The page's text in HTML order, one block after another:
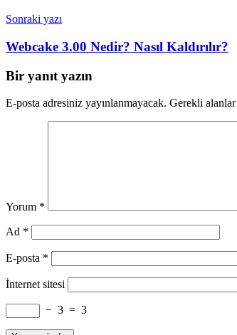
Sonraki yazı
Webcake 3.00 Nedir? Nasıl Kaldırılır?
Bir yanıt yazın
E-posta adresiniz yayınlanmayacak. Gerekli alanlar
Yorum *
Ad *
E-posta *
İnternet sitesi
− 3 = 3